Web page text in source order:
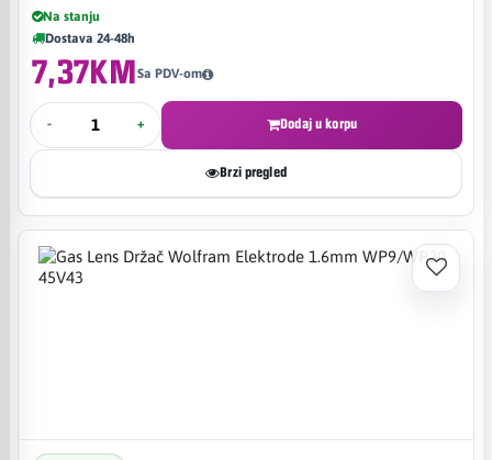
Na stanju
Dostava 24-48h
7,37KMSa PDV-om
- + Dodaj u korpu
Brzi pregled